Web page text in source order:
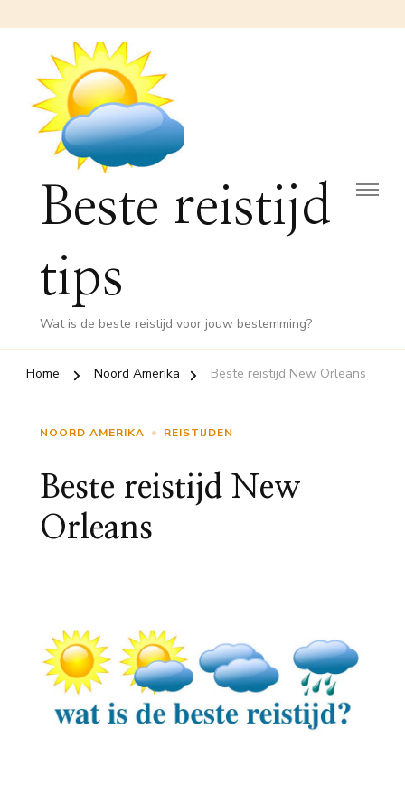
Beste reistijd
tips
Wat is de beste reistijd voor jouw bestemming?
Home Noord Amerika Beste reistijd New Orleans
NOORD AMERIKA REISTIJDEN
Beste reistijd New
Orleans